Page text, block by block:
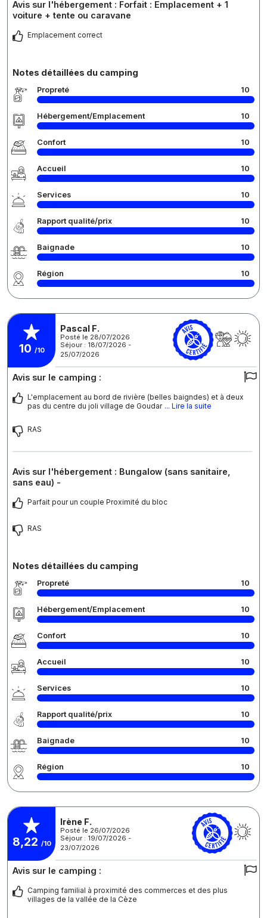
Avis sur l'hébergement : Forfait : Emplacement + 1
voiture + tente ou caravane
Emplacement correct
Notes détaillées du camping
Propreté 10
Hébergement/Emplacement 10
Confort 10
Accueil 10
Services 10
Rapport qualité/prix 10
Baignade 10
Région 10
10 /10
Pascal F.
Posté le 28/07/2026
Séjour : 18/07/2026 -
25/07/2026
Avis sur le camping :
L'emplacement au bord de rivière (belles baigndes) et à deux
pas du centre du joli village de Goudar ... Lire la suite
RAS
Avis sur l'hébergement : Bungalow (sans sanitaire,
sans eau) -
Parfait pour un couple Proximité du bloc
RAS
Notes détaillées du camping
Propreté 10
Hébergement/Emplacement 10
Confort 10
Accueil 10
Services 10
Rapport qualité/prix 10
Baignade 10
Région 10
8,22 /10
Irène F.
Posté le 26/07/2026
Séjour : 19/07/2026 -
23/07/2026
Avis sur le camping :
Camping familial à proximité des commerces et des plus
villages de la vallée de la Cèze